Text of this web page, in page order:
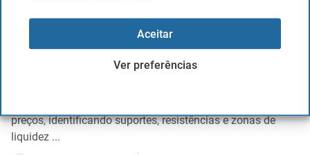
Aceitar
Ver preferências
Artigos mais lidos
preços, identificando suportes, resistências e zonas de
liquidez ...